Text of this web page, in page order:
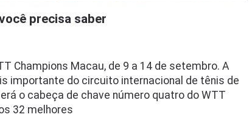
precisa saber
Champions Macau, de 9 a 14 de setembro. A
importante do circuito internacional de tênis de
o cabeça de chave número quatro do WTT
32 melhores